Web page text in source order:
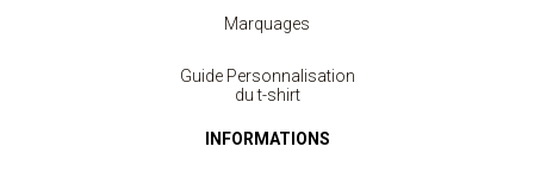
Marquages
Guide Personnalisation
du t-shirt
INFORMATIONS